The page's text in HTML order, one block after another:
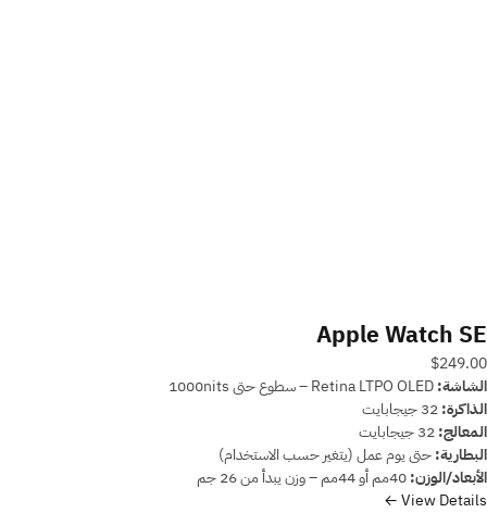
Apple Watch SE
$249.00
الشاشة:
الذاكرة:
المعالج:
البطارية:حتى يوم عمل (يتغير حسب الاستخدام)
الأبعاد/الوزن:
View Details ←